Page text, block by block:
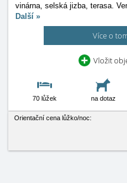
vinárna, selská jizba, terasa.
Další »
Více o
Vložit
70 lůžek na dotaz
Orientační cena lůžko/noc: